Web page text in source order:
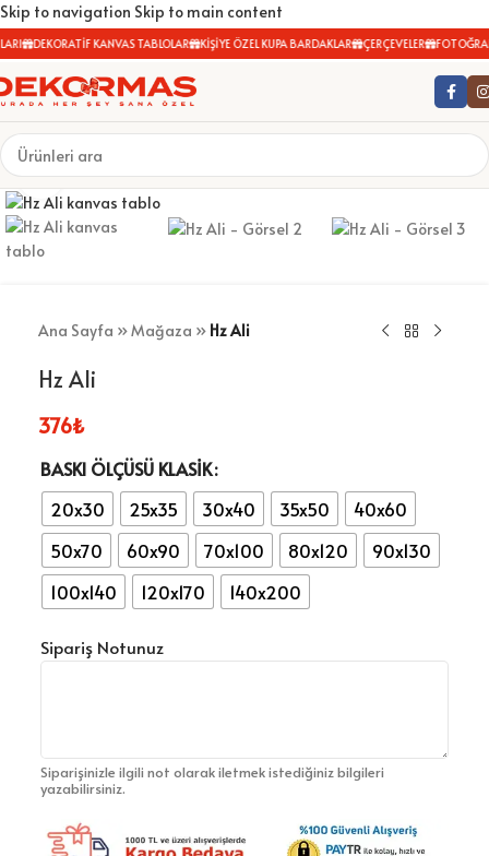
Skip to navigation Skip to main content
DEKORATİF KANVAS TABLOLAR KİŞİYE ÖZEL KUPA BARDAKLAR ÇERÇEVELER
Büyütmek için tıklayın
Ana Sayfa »Mağaza » Hz Ali
Hz Ali
376₺
BASKI ÖLÇÜSÜ KLASIK
20x30
25x35 30x40 35x50
40x60
50x70
60x90 70x100 80x120
90x130
100x140
120x170 140x200
Sipariş Notunuz
Siparişinizle ilgili not olarak iletmek istediğiniz bilgileri
yazabilirsiniz.